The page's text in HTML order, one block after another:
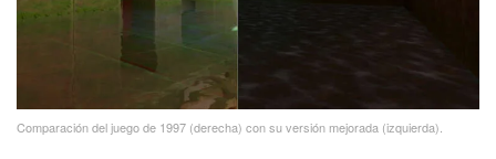
Comparación del juego de 1997 (derecha) con su versión mejorada (izquierda).